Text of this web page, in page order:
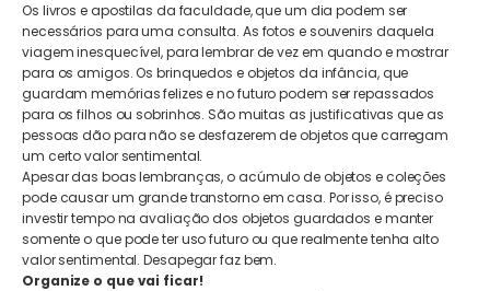
Os livros e apostilas da faculdade, que um dia podem ser
necessários para uma consulta. As fotos e souvenirs daquela
viagem inesquecível, para lembrar de vez em quando e mostrar
para os amigos. Os brinquedos e objetos da infância, que
guardam memórias felizes e no futuro podem ser repassados
para os filhos ou sobrinhos. São muitas as justificativas que as
pessoas dão para não se desfazerem de objetos que carregam
um certo valor sentimental.
Apesar das boas lembranças, o acúmulo de objetos e coleções
pode causar um grande transtorno em casa. Por isso, é preciso
investir tempo na avaliação dos objetos guardados e manter
somente o que pode ter uso futuro ou que realmente tenha alto
valor sentimental. Desapegar faz bem.
Organize o que vai ficar!